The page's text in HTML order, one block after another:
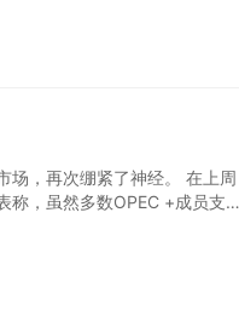
+无手续费。而农夫山泉，钟
场，再次绷紧了神经。 在上周
称，虽然多数OPEC +成员支持
，在周日晚些时候，沙特王子